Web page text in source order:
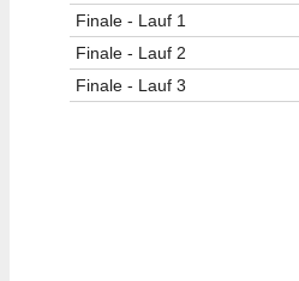
Finale - Lauf 1
Finale - Lauf 2
Finale - Lauf 3